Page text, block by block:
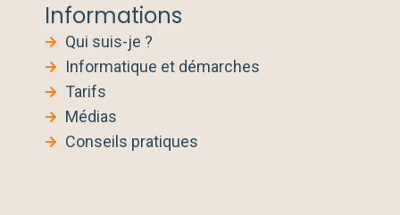
Informations
Qui suis-je ?
Informatique et démarches
Tarifs
Médias
Conseils pratiques